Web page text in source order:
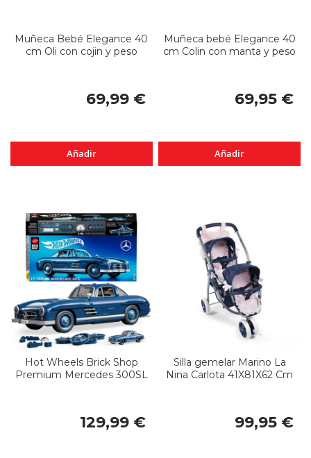
Muñeca Bebé Elegance 40
cm Oli con cojin y peso
69,99 €
Añadir
Muñeca bebé Elegance 40
cm Colin con manta y peso
69,95 €
Añadir
Hot Wheels Brick Shop
Premium Mercedes 300SL
129,99 €
Silla gemelar Marino La
Nina Carlota 41X81X62 Cm
99,95 €